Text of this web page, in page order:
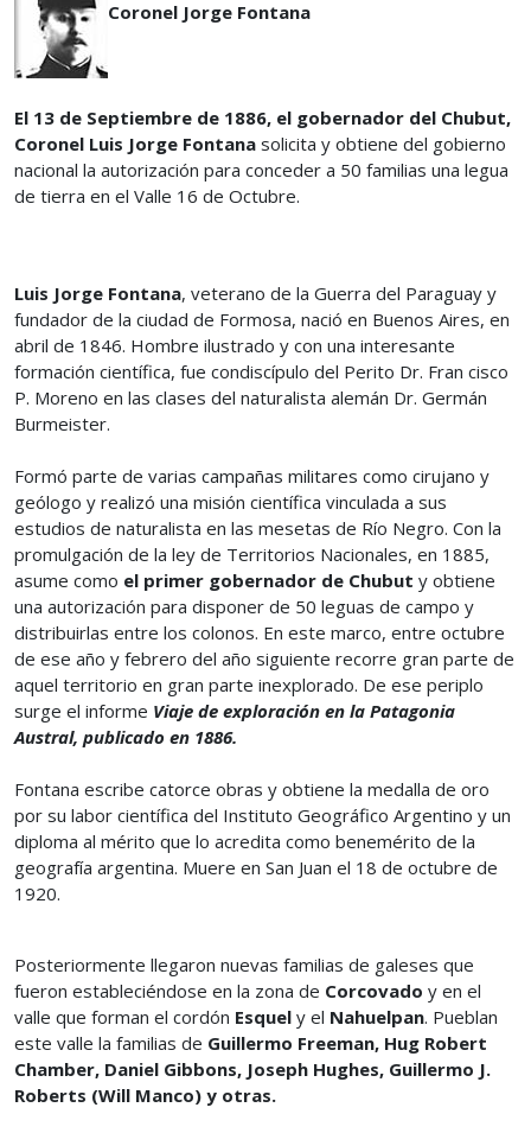
Coronel Jorge Fontana
El 13 de Septiembre de 1886, el gobernador del Chubut,
Coronel Luis Jorge Fontana solicita y obtiene del gobierno
nacional la autorización para conceder a 50 familias una legua
de tierra en el Valle 16 de Octubre.
Luis Jorge Fontana, veterano de la Guerra del Paraguay y
fundador de la ciudad de Formosa, nació en Buenos Aires, en
abril de 1846. Hombre ilustrado y con una interesante
formación científica, fue condiscípulo del Perito Dr. Fran cisco
P. Moreno en las clases del naturalista alemán Dr. Germán
Burmeister.
Formó parte de varias campañas militares como cirujano y
geólogo y realizó una misión científica vinculada a sus
estudios de naturalista en las mesetas de Río Negro. Con la
promulgación de la ley de Territorios Nacionales, en 1885,
asume como el primer gobernador de Chubut y obtiene
una autorización para disponer de 50 leguas de campo y
distribuirlas entre los colonos. En este marco, entre octubre
de ese año y febrero del año siguiente recorre gran parte de
aquel territorio en gran parte inexplorado. De ese periplo
surge el informe Viaje de exploración en la Patagonia
Austral, publicado en 1886.
Fontana escribe catorce obras y obtiene la medalla de oro
por su labor científica del Instituto Geográfico Argentino y un
diploma al mérito que lo acredita como benemérito de la
geografía argentina. Muere en San Juan el 18 de octubre de
1920.
Posteriormente llegaron nuevas familias de galeses que
fueron estableciéndose en la zona de Corcovado y en el
valle que forman el cordón Esquel y el Nahuelpan. Pueblan
este valle la familias de Guillermo Freeman, Hug Robert
Chamber, Daniel Gibbons, Joseph Hughes, Guillermo J.
Roberts (Will Manco) y otras.